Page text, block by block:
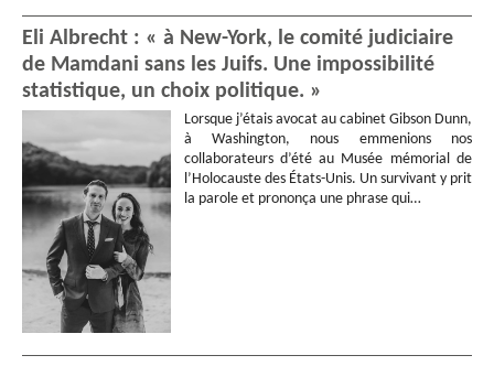
Eli Albrecht : « à New-York, le comité judiciaire
de Mamdani sans les Juifs. Une impossibilité
statistique, un choix politique. »
Lorsque j’étais avocat au cabinet Gibson Dunn,
à Washington, nous emmenions nos
collaborateurs d’été au Musée mémorial de
l’Holocauste des États-Unis. Un survivant y prit
la parole et prononça une phrase qui…